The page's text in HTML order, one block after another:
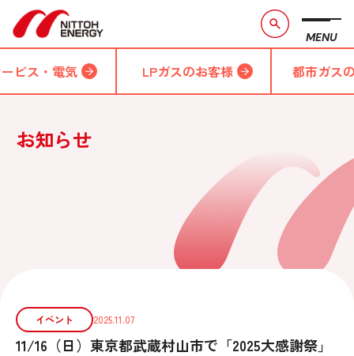
MENU
ビス・電気 LPガスのお客様 都市ガス
お知らせ
イベント 2025.11.07
11/16（日）東京都武蔵村山市で「2025大感謝祭」